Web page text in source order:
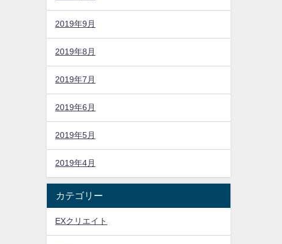
2019年9月
2019年8月
2019年7月
2019年6月
2019年5月
2019年4月
カテゴリー
EXクリエイト